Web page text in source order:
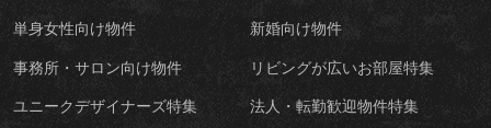
単身女性向け物件 新婚向け物件
事務所・サロン向け物件 リビングが広いお部屋特集
ユニークデザイナーズ特集 法人・転勤歓迎物件特集